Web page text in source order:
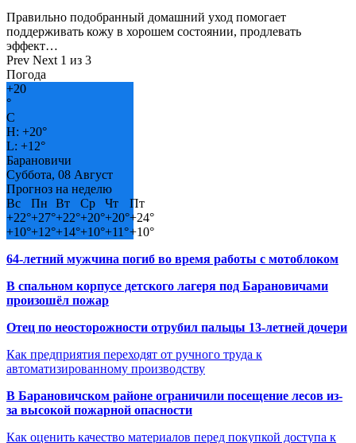
Правильно подобранный домашний уход помогает
поддерживать кожу в хорошем состоянии, продлевать
эффект…
Prev Next 1 из 3
Погода
+20
°
C
H: +20°
L: +12°
Барановичи
Суббота, 08 Август
Прогноз на неделю
Вс
Пн Вт Ср Чт
Пт
+22°+27°+22°+20°+20°+24°
+10°+12°+14°+10°+11°+10°
64-летний мужчина погиб во время работы с мотоблоком
В спальном корпусе детского лагеря под Барановичами
произошёл пожар
Отец по неосторожности отрубил пальцы 13-летней дочери
Как предприятия переходят от ручного труда к
автоматизированному производству
В Барановичском районе ограничили посещение лесов из-
за высокой пожарной опасности
Как оценить качество материалов перед покупкой доступа к